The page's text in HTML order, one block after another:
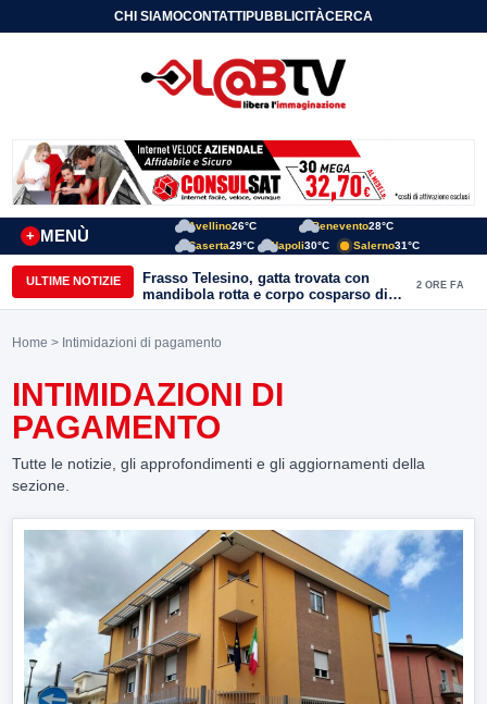
CHI SIAMOCONTATTIPUBBLICITÀCERCA
MENÙ
+
Avellino26°C Benevento28°C
Caserta29°C Napoli30°C Salerno31°C
ULTIME NOTIZIE
Frasso Telesino, gatta trovata con
mandibola rotta e corpo cosparso di
colla: “Atto di inaudita crudeltà”
2 ORE FA
Home > Intimidazioni di pagamento
INTIMIDAZIONI DI
PAGAMENTO
Tutte le notizie, gli approfondimenti e gli aggiornamenti della
sezione.